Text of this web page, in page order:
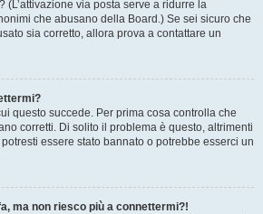
(L’attivazione via posta serve a ridurre la
che abusano della Board.) Se sei sicuro che
sia corretto, allora prova a contattare un
questo succede. Per prima cosa controlla che
corretti. Di solito il problema è questo, altrimenti
essere stato bannato o potrebbe esserci un
ma non riesco più a connettermi?!